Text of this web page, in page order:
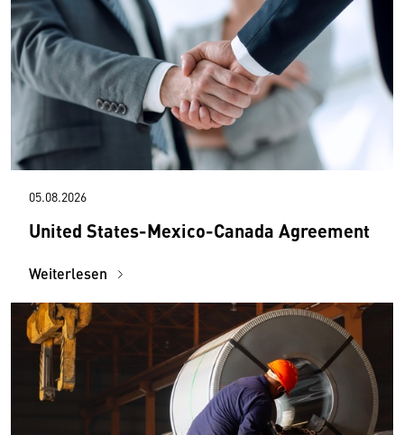
05.08.2026
United States-Mexico-Canada Agreement
Weiterlesen